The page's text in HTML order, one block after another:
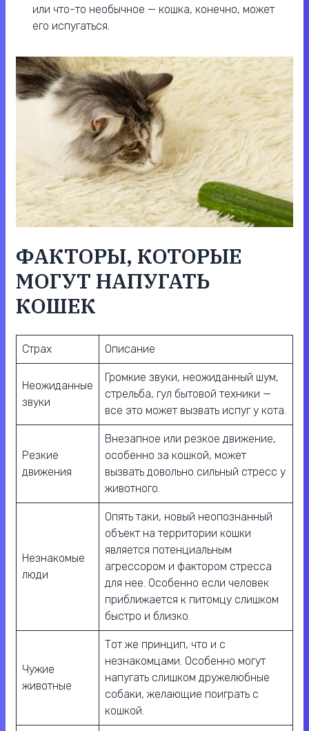
или что-то необычное — кошка, конечно, может
его испугаться.
ФАКТОРЫ, КОТОРЫЕ
МОГУТ НАПУГАТЬ
КОШЕК
Страх Описание
Неожиданные
звуки
Громкие звуки, неожиданный шум,
стрельба, гул бытовой техники —
все это может вызвать испуг у кота.
Резкие
движения
Внезапное или резкое движение,
особенно за кошкой, может
вызвать довольно сильный стресс у
животного.
Незнакомые
люди
Опять таки, новый неопознанный
объект на территории кошки
является потенциальным
агрессором и фактором стресса
для нее. Особенно если человек
приближается к питомцу слишком
быстро и близко.
Чужие
животные
Тот же принцип, что и с
незнакомцами. Особенно могут
напугать слишком дружелюбные
собаки, желающие поиграть с
кошкой.